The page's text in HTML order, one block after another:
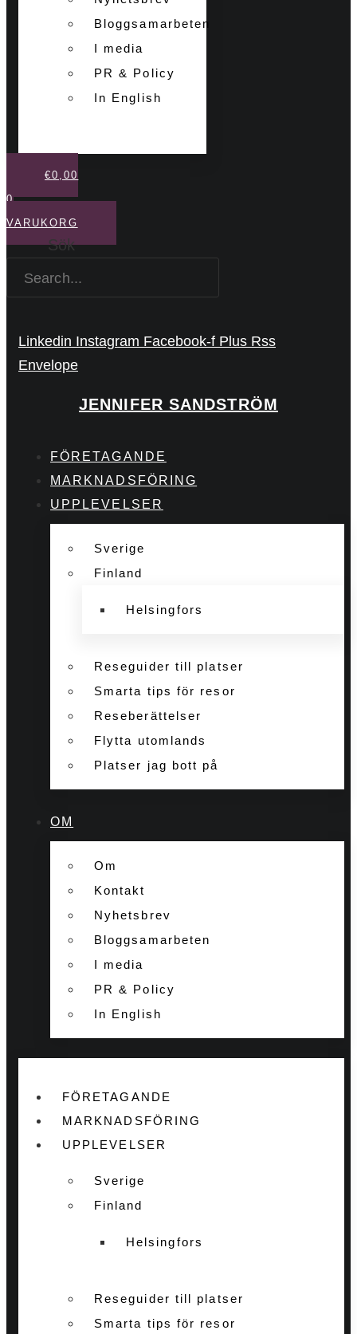
Bloggsamarbeten
I media
PR & Policy
In English
€0,00
0
VARUKORG
Sök
Linkedin Instagram Facebook-f Plus Rss
Envelope
JENNIFER SANDSTRÖM
FÖRETAGANDE
MARKNADSFÖRING
UPPLEVELSER
Sverige
Finland
Helsingfors
Reseguider till platser
Smarta tips för resor
Reseberättelser
Flytta utomlands
Platser jag bott på
OM
Om
Kontakt
Nyhetsbrev
Bloggsamarbeten
I media
PR & Policy
In English
FÖRETAGANDE
MARKNADSFÖRING
UPPLEVELSER
Sverige
Finland
Helsingfors
Reseguider till platser
Smarta tips för resor